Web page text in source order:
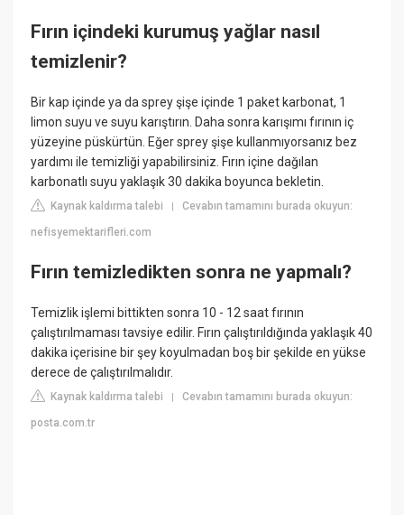
Fırın içindeki kurumuş yağlar nasıl
temizlenir?
Bir kap içinde ya da sprey şişe içinde 1 paket karbonat, 1
limon suyu ve suyu karıştırın. Daha sonra karışımı fırının iç
yüzeyine püskürtün. Eğer sprey şişe kullanmıyorsanız bez
yardımı ile temizliği yapabilirsiniz. Fırın içine dağılan
karbonatlı suyu yaklaşık 30 dakika boyunca bekletin.
Kaynak kaldırma talebi |Cevabın tamamını burada okuyun:
nefisyemektarifleri.com
Fırın temizledikten sonra ne yapmalı?
Temizlik işlemi bittikten sonra 10 - 12 saat fırının
çalıştırılmaması tavsiye edilir. Fırın çalıştırıldığında yaklaşık 40
dakika içerisine bir şey koyulmadan boş bir şekilde en yükse
derece de çalıştırılmalıdır.
Kaynak kaldırma talebi |Cevabın tamamını burada okuyun:
posta.com.tr